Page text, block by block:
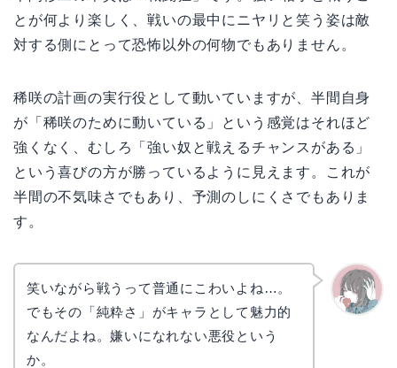
とが何より楽しく、戦いの最中にニヤリと笑う姿は敵
対する側にとって恐怖以外の何物でもありません。
稀咲の計画の実行役として動いていますが、半間自身
が「稀咲のために動いている」という感覚はそれほど
強くなく、むしろ「強い奴と戦えるチャンスがある」
という喜びの方が勝っているように見えます。これが
半間の不気味さでもあり、予測のしにくさでもありま
す。
笑いながら戦うって普通にこわいよね…。
でもその「純粋さ」がキャラとして魅力的
なんだよね。嫌いになれない悪役という
か。